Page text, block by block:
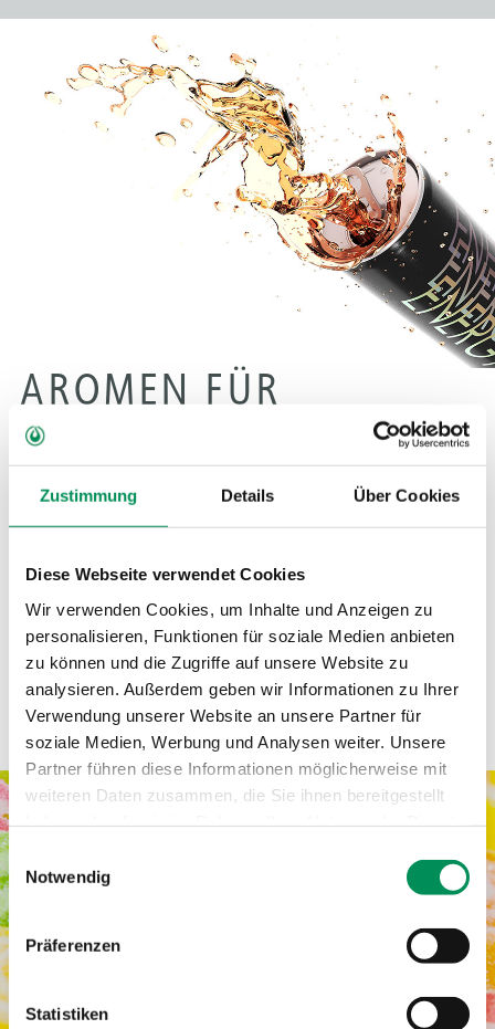
Zustimmung Details Über Cookies
Diese Webseite verwendet Cookies
Wir verwenden Cookies, um Inhalte und Anzeigen zu
personalisieren, Funktionen für soziale Medien anbieten
zu können und die Zugriffe auf unsere Website zu
analysieren. Außerdem geben wir Informationen zu Ihrer
Verwendung unserer Website an unsere Partner für
soziale Medien, Werbung und Analysen weiter. Unsere
Partner führen diese Informationen möglicherweise mit
weiteren Daten zusammen, die Sie ihnen bereitgestellt
Einwilligungsauswahl
Notwendig
Präferenzen
Statistiken
AROMEN FÜR
ALKOHOLFREIE
GETRÄNKE
alkoholische Getränke können wir insbesondere auch
kleine Mengen Aromen wirtschaftlich anbieten.
Dies macht uns zu einem attraktiven Ansprechpartner für
„Startups“ und Entwickler von Kreativprodukten. Besondere
Produktanforderungen sehen wir hier als Ansporn und motivieren
uns, Sie zu unterstützen. Zum Beispiel haben wir enge und
langjährige Kooperationen mit ausgewählten Partnern im Bereich
der Bio-Limonaden.